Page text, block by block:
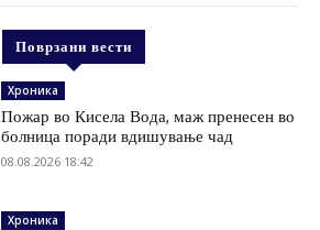
Поврзани вести
Хроника
Пожар во Кисела Вода, маж пренесен во
болница поради вдишување чад
08.08.2026 18:42
Хроника